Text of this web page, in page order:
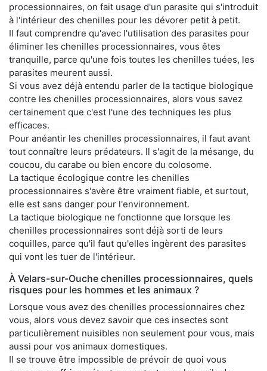
processionnaires, on fait usage d'un parasite qui s'introduit
à l'intérieur des chenilles pour les dévorer petit à petit.
Il faut comprendre qu'avec l'utilisation des parasites pour
éliminer les chenilles processionnaires, vous êtes
tranquille, parce qu'une fois toutes les chenilles tuées, les
parasites meurent aussi.
Si vous avez déjà entendu parler de la tactique biologique
contre les chenilles processionnaires, alors vous savez
certainement que c'est l'une des techniques les plus
efficaces.
Pour anéantir les chenilles processionnaires, il faut avant
tout connaître leurs prédateurs. Il s'agit de la mésange, du
coucou, du carabe ou bien encore du colosome.
La tactique écologique contre les chenilles
processionnaires s'avère être vraiment fiable, et surtout,
elle est sans danger pour l'environnement.
La tactique biologique ne fonctionne que lorsque les
chenilles processionnaires sont déjà sorti de leurs
coquilles, parce qu'il faut qu'elles ingèrent des parasites
qui vont les tuer de l'intérieur.
À Velars-sur-Ouche chenilles processionnaires, quels
risques pour les hommes et les animaux ?
Lorsque vous avez des chenilles processionnaires chez
vous, alors vous devez savoir que ces insectes sont
particulièrement nuisibles non seulement pour vous, mais
aussi pour vos animaux domestiques.
Il se trouve être impossible de prévoir de quoi vous